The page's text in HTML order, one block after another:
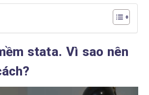
stata. Vì sao nên